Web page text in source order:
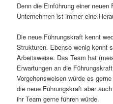
Denn die Einführung einer neuen
Unternehmen ist immer eine
Die neue Führungskraft kennt
Strukturen. Ebenso wenig kennt
Arbeitsweise. Das Team hat
Erwartungen an die
Vorgehensweisen würde es
die neue Führungskraft aber
ihr Team gerne führen würde.